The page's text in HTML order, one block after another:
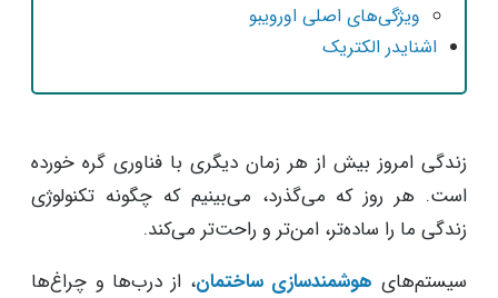
ویژگی‌های اصلی اورویبو
اشنایدر الکتریک
زندگی امروز بیش از هر زمان دیگری با فناوری گره خورده
است. هر روز که می‌گذرد، می‌بینیم که چگونه تکنولوژی
زندگی ما را ساده‌تر، امن‌تر و راحت‌تر می‌کند.
سیستم‌هایهوشمندسازی ساختمان، از درب‌ها و چراغ‌ها